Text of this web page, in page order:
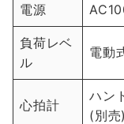
電源
負荷レベ
ル
電動
心拍計
ハン
(別売)